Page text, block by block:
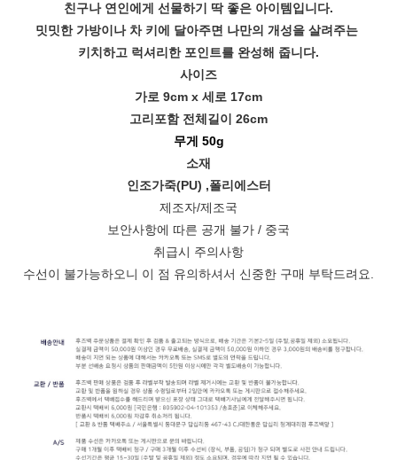
친구나 연인에게 선물하기 딱 좋은 아이템입니다.
밋밋한 가방이나 차 키에 달아주면 나만의 개성을 살려주는
키치하고 럭셔리한 포인트를 완성해 줍니다.
사이즈
가로 9cm x 세로 17cm
고리포함 전체길이 26cm
무게 50g
소재
인조가죽(PU) ,폴리에스터
제조자/제조국
보안사항에 따른 공개 불가 / 중국
취급시 주의사항
수선이 불가능하오니 이 점 유의하셔서 신중한 구매 부탁드려요.